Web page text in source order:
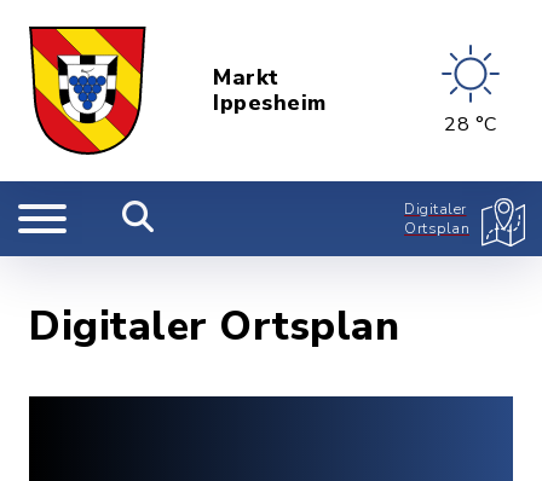
Markt
Ippesheim
28 °C
Digitaler
Ortsplan
Digitaler Ortsplan